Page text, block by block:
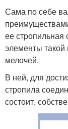
Сама по себе
ее
элементы
мелочей.
В ней, для
стропила
состоит,